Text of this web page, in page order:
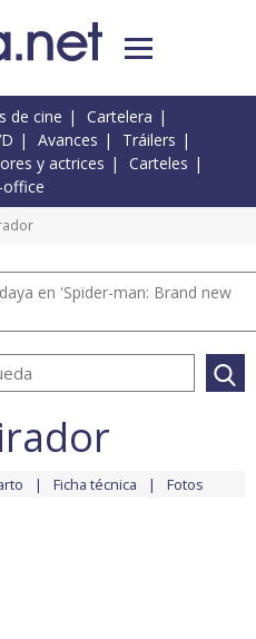
de cine
Cartelera
Avances
Tráilers
y actrices
Carteles
en 'Spider-man: Brand new
Ficha técnica Fotos